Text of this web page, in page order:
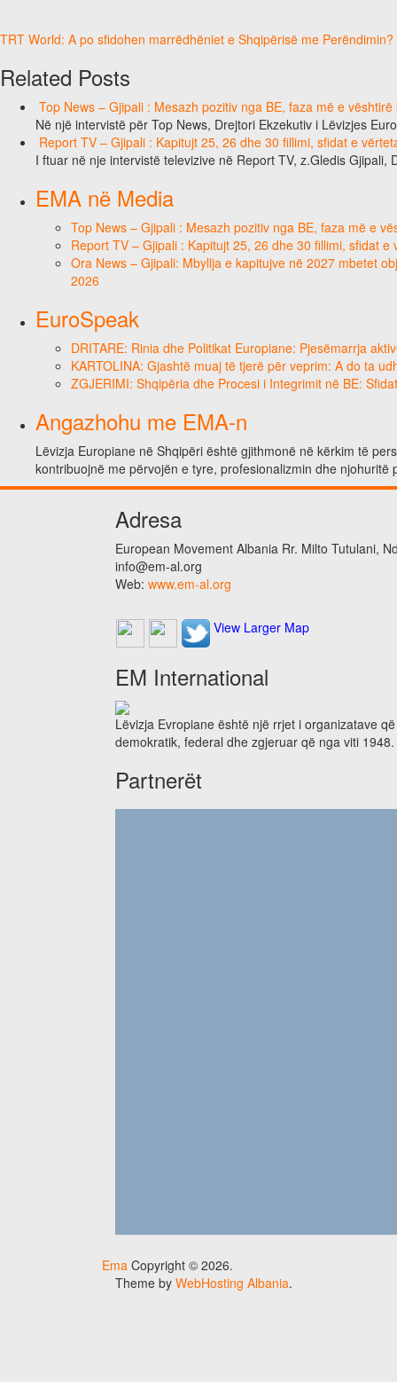
TRT World: A po sfidohen marrëdhëniet e Shqipërisë me Perëndimin?
Related Posts
Top News – Gjipali : Mesazh pozitiv nga BE, faza më e
Në një intervistë për Top News, Drejtori Ekzekutiv i Lëvizjes
Report TV – Gjipali : Kapitujt 25, 26 dhe 30 fillimi, sfidat e
I ftuar në nje intervistë televizive në Report TV, z.Gledis Gjipali,
EMA në Media
Top News – Gjipali : Mesazh pozitiv nga BE, faza më e
Report TV – Gjipali : Kapitujt 25, 26 dhe 30 fillimi, sfidat
Ora News – Gjipali: Mbyllja e kapitujve në 2027 mbetet
2026
EuroSpeak
DRITARE: Rinia dhe Politikat Europiane: Pjesëmarrja
KARTOLINA: Gjashtë muaj të tjerë për veprim: A do ta
ZGJERIMI: Shqipëria dhe Procesi i Integrimit në BE:
Angazhohu me EMA-n
Lëvizja Europiane në Shqipëri është gjithmonë në kërkim të
kontribuojnë me përvojën e tyre, profesionalizmin dhe
Adresa
European Movement Albania Rr. Milto Tutulani,
info@em-al.org
Web: www.em-al.org
View Larger Map
EM International
Lëvizja Evropiane është një rrjet i organizatave
demokratik, federal dhe zgjeruar që nga viti 1948.
Partnerët
Ema Copyright © 2026.
Theme by WebHosting Albania.